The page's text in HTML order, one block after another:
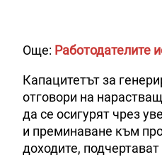
Още: Работодателите
Капацитетът за
отговори на
да се осигурят чрез
и преминаване към
доходите,